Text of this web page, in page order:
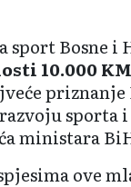
sport Bosne i
10.000 KM
sporta
ministara
ove